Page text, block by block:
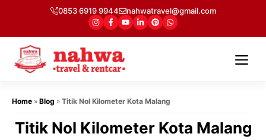
isi
0853 6919 9944 nahwatravel@gmail.com
Home » Blog » Titik Nol Kilometer Kota Malang
Titik Nol Kilometer Kota Malang